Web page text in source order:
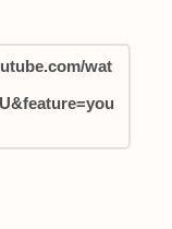
wat